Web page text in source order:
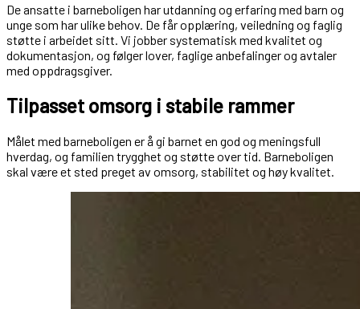
De ansatte i barneboligen har utdanning og erfaring med barn og
unge som har ulike behov. De får opplæring, veiledning og faglig
støtte i arbeidet sitt. Vi jobber systematisk med kvalitet og
dokumentasjon, og følger lover, faglige anbefalinger og avtaler
med oppdragsgiver.
Tilpasset omsorg i stabile rammer
Målet med barneboligen er å gi barnet en god og meningsfull
hverdag, og familien trygghet og støtte over tid. Barneboligen
skal være et sted preget av omsorg, stabilitet og høy kvalitet.